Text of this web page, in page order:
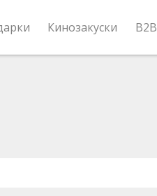
Кинозакуски B2B